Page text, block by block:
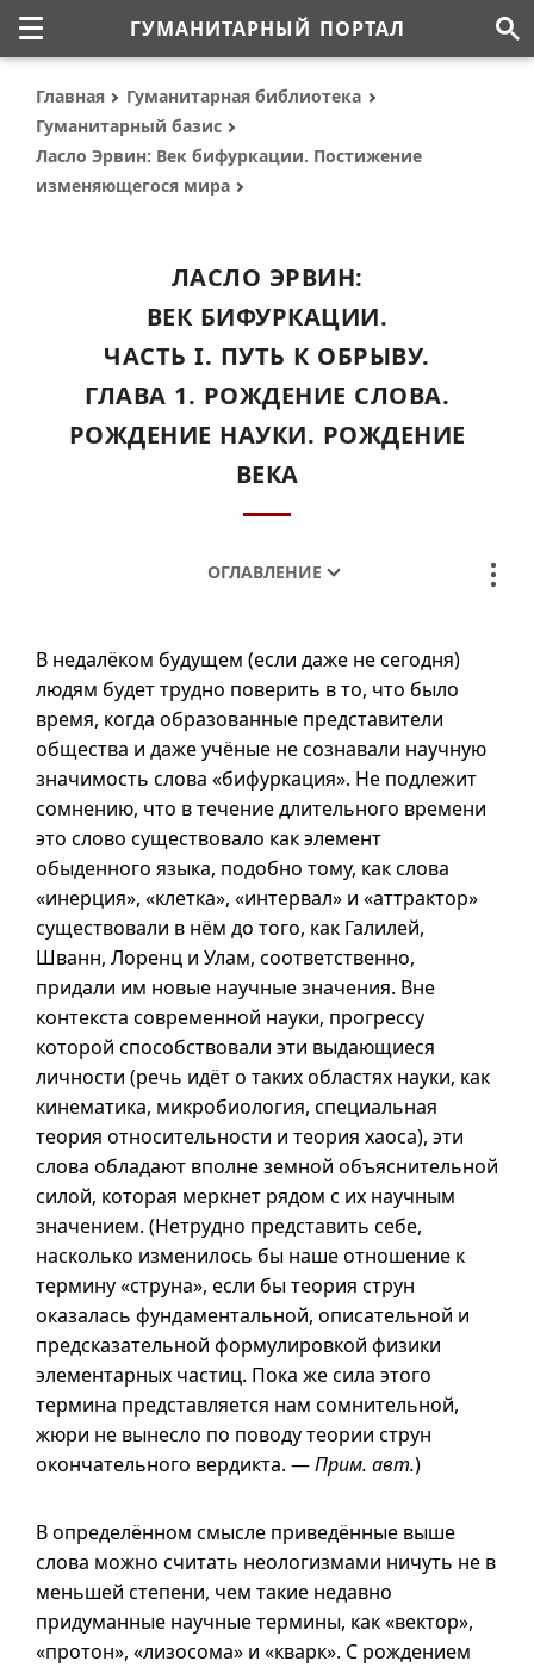
ГУМАНИТАРНЫЙ ПОРТАЛ
Главная
Гуманитарная библиотека
Гуманитарный базис
Ласло Эрвин: Век бифуркации. Постижение
изменяющегося мира
ЛАСЛО ЭРВИН:
ВЕК БИФУРКАЦИИ.
ЧАСТЬ I. ПУТЬ К ОБРЫВУ.
ГЛАВА 1. РОЖДЕНИЕ СЛОВА.
РОЖДЕНИЕ НАУКИ. РОЖДЕНИЕ
ВЕКА
ОГЛАВЛЕНИЕ
В недалёком будущем (если даже не сегодня)
людям будет трудно поверить в то, что было
время, когда образованные представители
общества и даже учёные не сознавали научную
значимость слова «бифуркация». Не подлежит
сомнению, что в течение длительного времени
это слово существовало как элемент
обыденного языка, подобно тому, как слова
«инерция», «клетка», «интервал» и «аттрактор»
существовали в нём до того, как Галилей,
Шванн, Лоренц и Улам, соответственно,
придали им новые научные значения. Вне
контекста современной науки, прогрессу
которой способствовали эти выдающиеся
личности (речь идёт о таких областях науки, как
кинематика, микробиология, специальная
теория относительности и теория хаоса), эти
слова обладают вполне земной объяснительной
силой, которая меркнет рядом с их научным
значением. (Нетрудно представить себе,
насколько изменилось бы наше отношение к
термину «струна», если бы теория струн
оказалась фундаментальной, описательной и
предсказательной формулировкой физики
элементарных частиц. Пока же сила этого
термина представляется нам сомнительной,
жюри не вынесло по поводу теории струн
окончательного вердикта. —Прим. авт.)
В определённом смысле приведённые выше
слова можно считать неологизмами ничуть не в
меньшей степени, чем такие недавно
придуманные научные термины, как «вектор»,
«протон», «лизосома» и «кварк». С рождением